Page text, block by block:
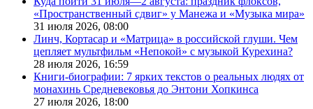
«Пространственный сдвиг» у Манежа и «Музыка мира»
31 июля 2026, 08:00
Линч, Кортасар и «Матрица» в российской глуши. Чем
цепляет мультфильм «Непокой» с музыкой Курехина?
28 июля 2026, 16:59
Книги-биографии: 7 ярких текстов о реальных людях от
монахинь Средневековья до Энтони Хопкинса
27 июля 2026, 18:00